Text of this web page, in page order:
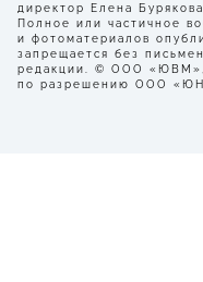
директор Елена
Полное или частичное
и фотоматериалов
запрещается без
редакции. © ООО «ЮВМ»,
по разрешению ООО